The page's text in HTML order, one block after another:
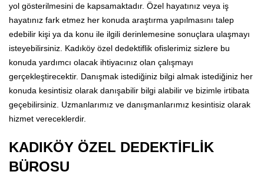
yol gösterilmesini de kapsamaktadır. Özel hayatınız veya iş
hayatınız fark etmez her konuda araştırma yapılmasını talep
edebilir kişi ya da konu ile ilgili derinlemesine sonuçlara ulaşmayı
isteyebilirsiniz. Kadıköy özel dedektiflik ofislerimiz sizlere bu
konuda yardımcı olacak ihtiyacınız olan çalışmayı
gerçekleştirecektir. Danışmak istediğiniz bilgi almak istediğiniz her
konuda kesintisiz olarak danışabilir bilgi alabilir ve bizimle irtibata
geçebilirsiniz. Uzmanlarımız ve danışmanlarımız kesintisiz olarak
hizmet vereceklerdir.
KADIKÖY ÖZEL DEDEKTİFLİK
BÜROSU